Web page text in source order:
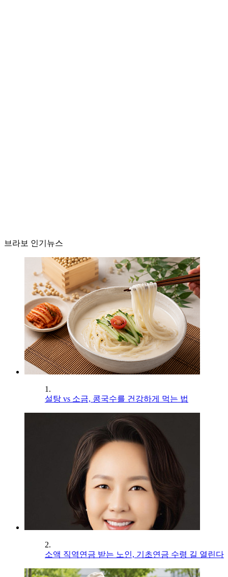
브라보 인기뉴스
1.
설탕 vs 소금, 콩국수를 건강하게 먹는 법
2.
소액 직역연금 받는 노인, 기초연금 수령 길 열린다